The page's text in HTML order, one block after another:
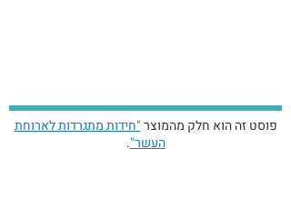
פוסט זה הוא חלק מהמוצר"חידות מתגרדות לארוחת
העשר".